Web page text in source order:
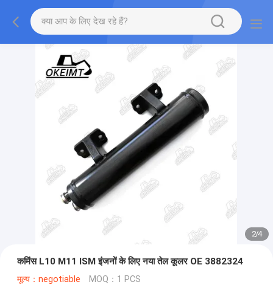
2/4
कमिंस L10 M11 ISM इंजनों के लिए नया तेल कूलर OE 3882324
मूल्य：negotiable MOQ：1 PCS